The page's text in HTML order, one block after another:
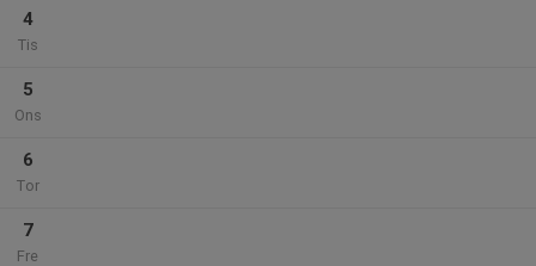
4
Tis
5
Ons
6
Tor
7
Fre